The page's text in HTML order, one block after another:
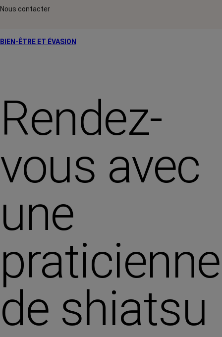
Nous contacter
BIEN-ÊTRE ET ÉVASION
Rendez-
vous avec
une
praticienne
de shiatsu